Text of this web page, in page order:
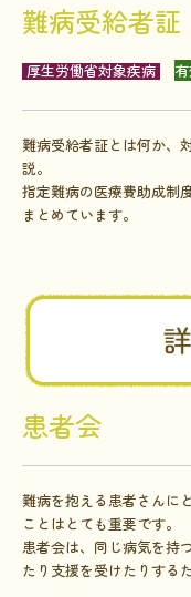
難病受給者証
厚生労働省対象疾病
難病受給者証とは何か、
説。
指定難病の医療費助成制
まとめています。
患者会
難病を抱える患者さんに
ことはとても重要です。
患者会は、同じ病気を持
たり支援を受けたりする